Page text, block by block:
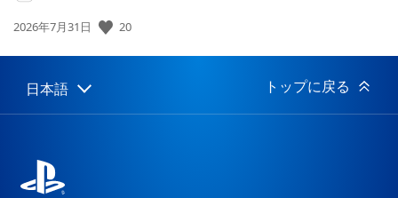
公
日:
2026年7月31日 20
Select
a
Current
region:
日本語 トップに戻る